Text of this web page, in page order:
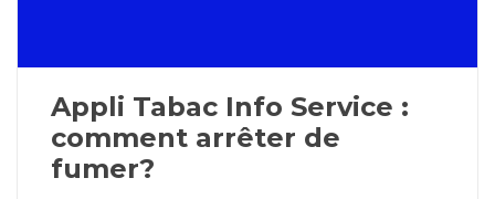
Appli Tabac Info Service :
comment arrêter de
fumer?